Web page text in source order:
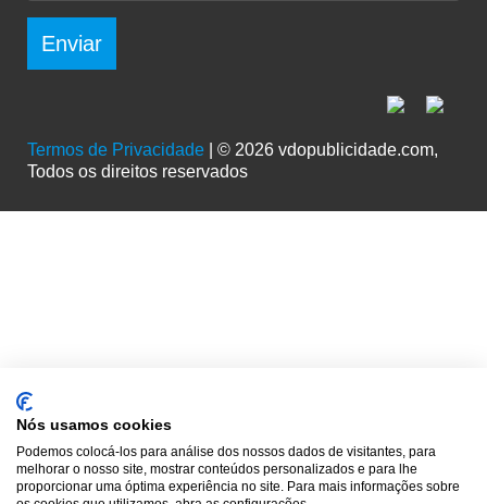
Enviar
Termos de Privacidade | © 2026 vdopublicidade.com,
Todos os direitos reservados
Nós usamos cookies
Podemos colocá-los para análise dos nossos dados de visitantes, para
melhorar o nosso site, mostrar conteúdos personalizados e para lhe
proporcionar uma óptima experiência no site. Para mais informações sobre